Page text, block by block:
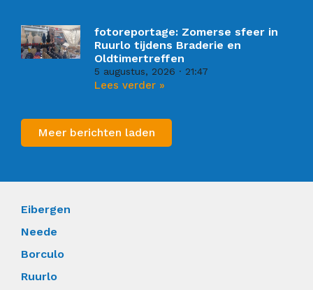
fotoreportage: Zomerse sfeer in
Ruurlo tijdens Braderie en
Oldtimertreffen
5 augustus, 2026 21:47
Lees verder »
Meer berichten laden
Eibergen
Neede
Borculo
Ruurlo